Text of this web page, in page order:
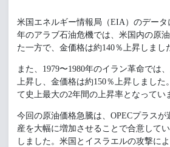
米国エネルギー情報局（EIA）のデータ
年のアラブ石油危機では、米国内の原
た一方で、金価格は約140％上昇しまし
また、1979〜1980年のイラン革命では
上昇し、金価格は約150％上昇しました
て史上最大の2年間の上昇率となってい
今回の原油価格急騰は、OPECプラスが
産を大幅に増加させることで合意して
しました。米国とイスラエルの攻撃に